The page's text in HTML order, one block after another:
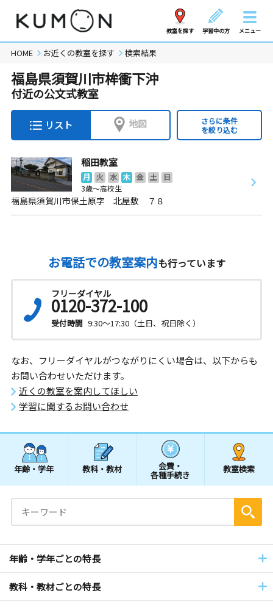
教室を探す 学習中の方 メニュー
HOME お近くの教室を探す 検索結果
福島県須賀川市桙衝下沖
付近の公文式教室
リスト 地図
さらに条件
を絞り込む
稲田教室
月 火 水 木 金 土
日
3歳～高校生
福島県須賀川市保土原字 北屋敷 ７８
お電話での教室案内も行っています
フリーダイヤル
0120-372-100
受付時間 9:30～17:30（土日、祝日除く）
なお、フリーダイヤルがつながりにくい場合は、以下からも
お問い合わせいただけます。
近くの教室を案内してほしい
学習に関するお問い合わせ
年齢・学年 教科・教材 会費・
各種手続き
教室検索
年齢・学年ごとの特長
教科・教材ごとの特長